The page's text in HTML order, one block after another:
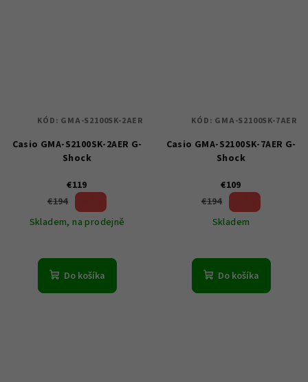
Casio GMA-S2100SK-2AER G-
Shock
€119
€194
Skladem, na prodejně
Do košíka
KÓD: GMA-S2100SK-2AER
Casio GMA-S2100SK-7AER G-
Shock
€109
€194
Skladem
Do košíka
KÓD: GMA-S2100SK-7AER